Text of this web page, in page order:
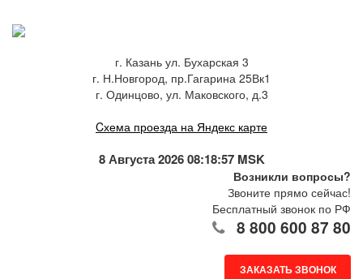
г. Казань ул. Бухарская 3
г. Н.Новгород, пр.Гагарина 25Вк1
г. Одинцово, ул. Маковского, д.3
Cхема проезда на Яндекс карте
8 Августа 2026 08:18:57 MSK
Возникли вопросы?
Звоните прямо сейчас!
Бесплатный звонок по РФ
8 800 600 87 80
ЗАКАЗАТЬ ЗВОНОК